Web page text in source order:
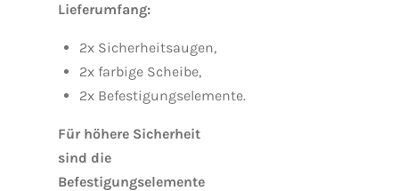
Lieferumfang:
2x Sicherheitsaugen,
2x farbige Scheibe,
2x Befestigungselemente.
Für höhere Sicherheit
sind die
Befestigungselemente